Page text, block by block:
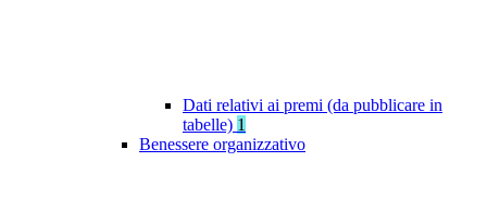
Dati relativi ai premi (da pubblicare in
tabelle) 1
Benessere organizzativo